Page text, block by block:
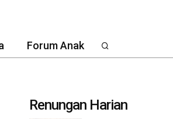
Forum Anak
Renungan Harian